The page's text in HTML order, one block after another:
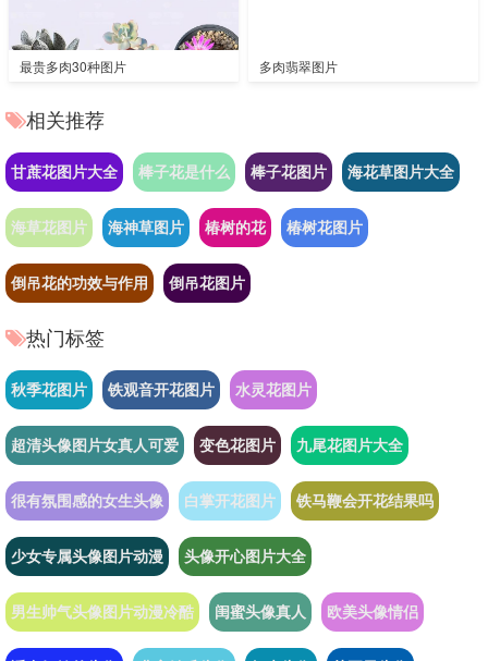
最贵多肉30种图片 多肉翡翠图片
相关推荐
甘蔗花图片大全 棒子花是什么 棒子花图片 海花草图片大全
海草花图片 海神草图片 椿树的花 椿树花图片
倒吊花的功效与作用 倒吊花图片
热门标签
秋季花图片 铁观音开花图片 水灵花图片
超清头像图片女真人可爱 变色花图片 九尾花图片大全
很有氛围感的女生头像 白掌开花图片 铁马鞭会开花结果吗
少女专属头像图片动漫 头像开心图片大全
男生帅气头像图片动漫冷酷 闺蜜头像真人 欧美头像情侣